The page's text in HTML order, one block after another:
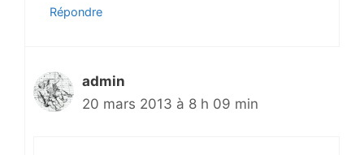
Répondre
admin
20 mars 2013 à 8 h 09 min